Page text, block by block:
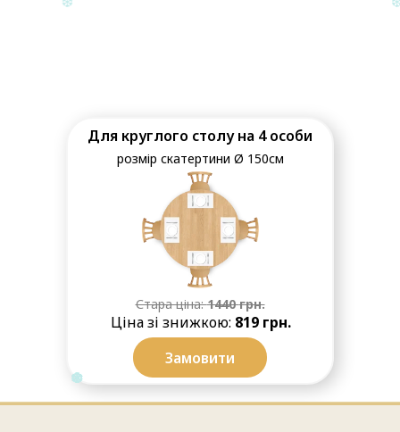
Для круглого столу на 4 особи
розмір скатертини Ø 150см
Замовити
Ціна зі знижкою: 819 грн.
Стара ціна:1440 грн.
❆